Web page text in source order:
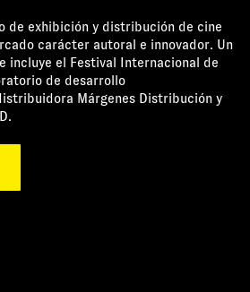
de exhibición y distribución de cine
carácter autoral e innovador. Un
incluye el Festival Internacional de
de desarrollo
Márgenes Distribución y